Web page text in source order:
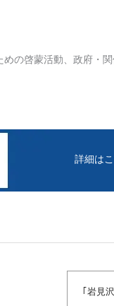
の啓蒙活動、政府・
詳細は
｢岩見